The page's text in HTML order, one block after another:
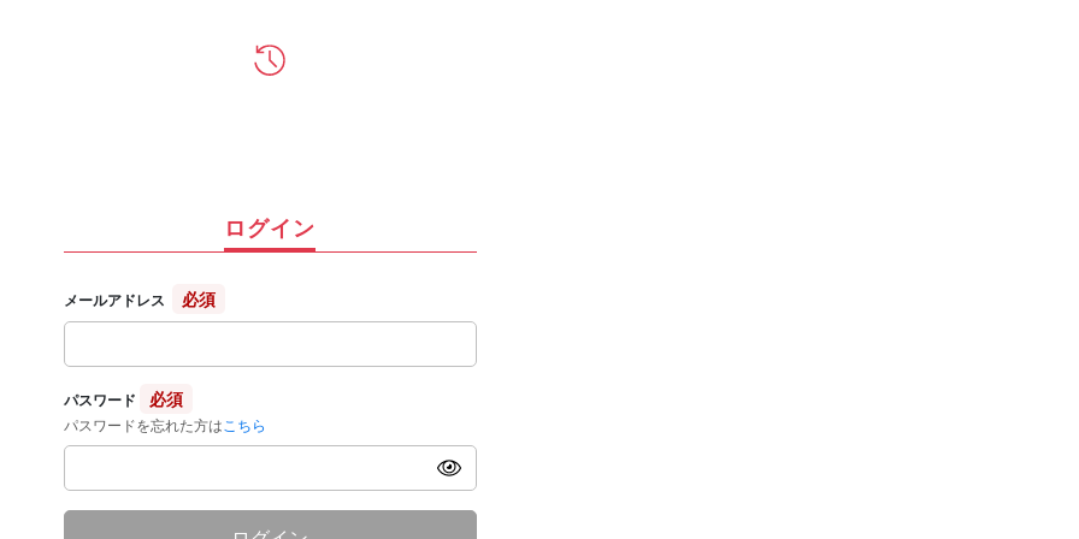
ログイン
メールアドレス 必須
パスワード 必須
パスワードを忘れた方は こちら